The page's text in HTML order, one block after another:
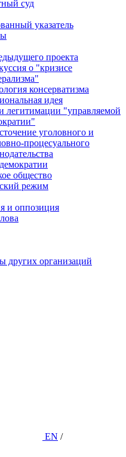
суд
указатель
проекта
о "кризисе
консерватизма
идея
легитимации "управляемой
уголовного и
процесуального
общество
режим
и оппозиция
других организаций
EN /